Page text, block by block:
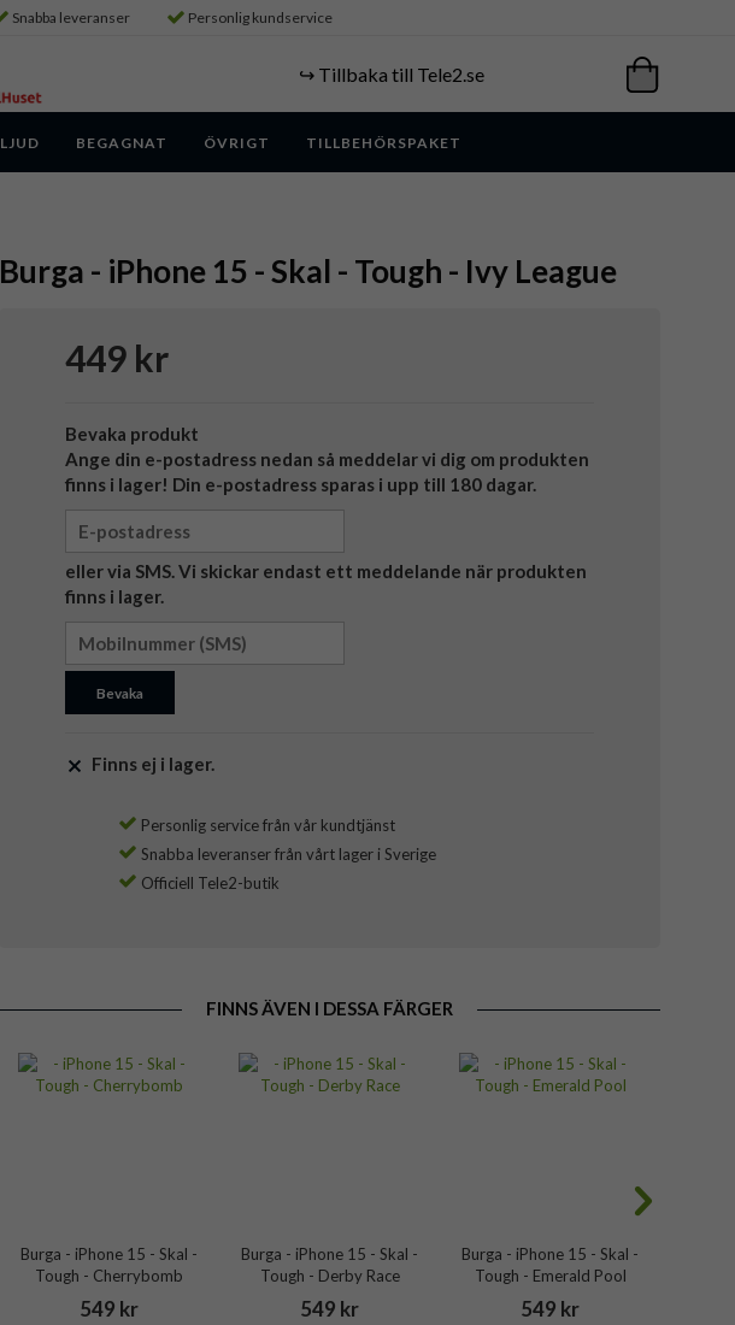
Snabba leveranser Personlig kundservice
↪️ Tillbaka till Tele2.se
LJUD BEGAGNAT ÖVRIGT TILLBEHÖRSPAKET
Burga - iPhone 15 - Skal - Tough - Ivy League
449 kr
Bevaka produkt
Ange din e-postadress nedan så meddelar vi dig om produkten
finns i lager! Din e-postadress sparas i upp till 180 dagar.
eller via SMS. Vi skickar endast ett meddelande när produkten
finns i lager.
Bevaka
Finns ej i lager.
Personlig service från vår kundtjänst
Snabba leveranser från vårt lager i Sverige
Officiell Tele2-butik
FINNS ÄVEN I DESSA FÄRGER
Burga - iPhone 15 - Skal -
Tough - Cherrybomb
549 kr
Burga - iPhone 15 - Skal -
Tough - Derby Race
549 kr
Burga - iPhone 15 - Skal -
Tough - Emerald Pool
549 kr